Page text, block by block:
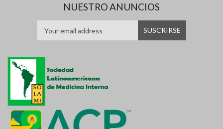
NUESTRO ANUNCIOS